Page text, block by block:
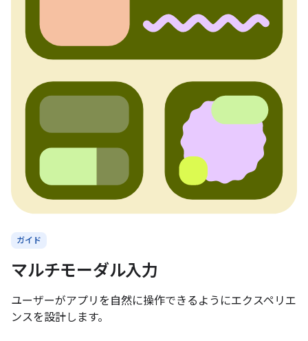
ガイド
マルチモーダル入力
ユーザーがアプリを自然に操作できるようにエクスペリエ
ンスを設計します。